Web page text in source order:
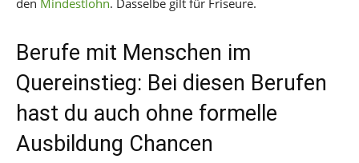
Berufe mit Menschen im
Quereinstieg: Bei diesen Berufen
hast du auch ohne formelle
Ausbildung Chancen